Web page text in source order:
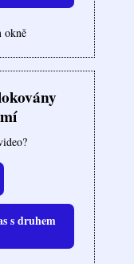
s druhem